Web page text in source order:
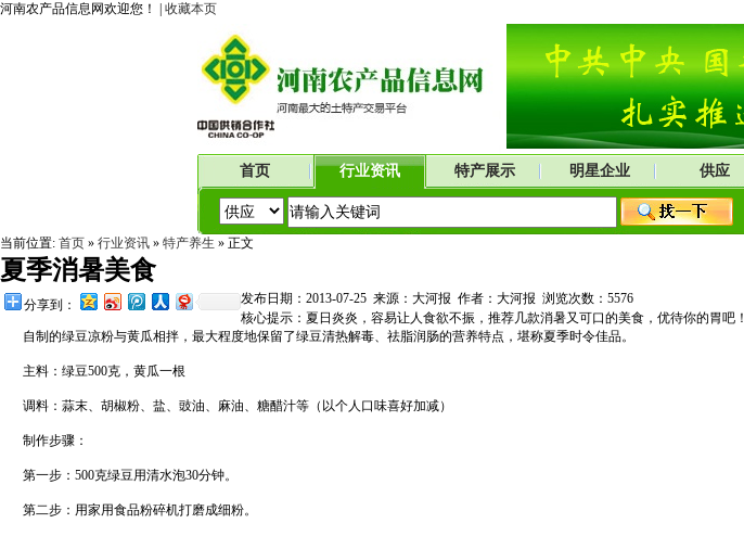
河南农产品信息网欢迎您！ | 收藏本页
首页 行业资讯 特产展示 明星企业 供应
当前位置: 首页 » 行业资讯 » 特产养生 » 正文
夏季消暑美食
分享到： 发布日期：2013-07-25 来源：大河报 作者：大河报 浏览次数： 5576
核心提示：夏日炎炎，容易让人食欲不振，推荐几款消暑又可口的美食，优待你的胃吧！
自制的绿豆凉粉与黄瓜相拌，最大程度地保留了绿豆清热解毒、祛脂润肠的营养特点，堪称夏季时令佳品。
主料：绿豆500克，黄瓜一根
调料：蒜末、胡椒粉、盐、豉油、麻油、糖醋汁等（以个人口味喜好加减）
制作步骤：
第一步：500克绿豆用清水泡30分钟。
第二步：用家用食品粉碎机打磨成细粉。